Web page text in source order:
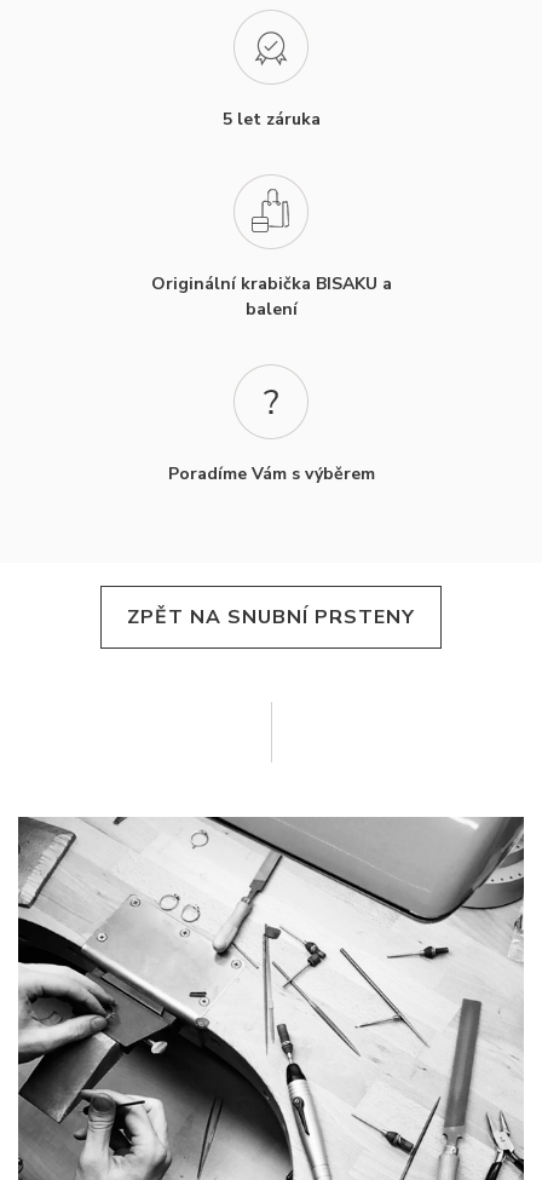
5 let záruka
Originální krabička BISAKU a
balení
Poradíme Vám s výběrem
ZPĚT NA SNUBNÍ PRSTENY